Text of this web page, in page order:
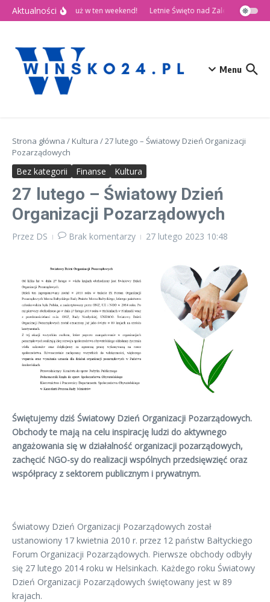
Przejdź do treści
Aktualności
🎉 Dni Wińska 2026 już w ten weekend! Letnie Święto nad Zalewem Słup
Menu
Strona główna / Kultura /27 lutego – Światowy Dzień Organizacji
Pozarządowych
Bez kategorii Finanse Kultura
27 lutego – Światowy Dzień
Organizacji Pozarządowych
Przez DS Brak komentarzy 27 lutego 2023 10:48
Świętujemy dziś Światowy Dzień Organizacji Pozarządowych.
Obchody te mają na celu inspirację ludzi do aktywnego
angażowania się w działalność organizacji pozarządowych,
zachęcić NGO-sy do realizacji wspólnych przedsięwzięć oraz
współpracy z sektorem publicznym i prywatnym.
Światowy Dzień Organizacji Pozarządowych został
ustanowiony 17 kwietnia 2010 r. przez 12 państw Bałtyckiego
Forum Organizacji Pozarządowych. Pierwsze obchody odbyły
się 27 lutego 2014 roku w Helsinkach. Każdego roku Światowy
Dzień Organizacji Pozarządowych świętowany jest w 89
krajach.